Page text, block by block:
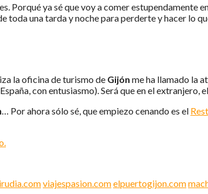
Porqué ya sé que voy a comer estupendamente
toda una tarda y noche para perderte y hacer lo
la oficina de turismo de Gijón me ha llamado la
con entusiasmo). Será que en el
… Por ahora sólo sé, que empiezo cenando es el
viajespasion.comelpuertogijon.com